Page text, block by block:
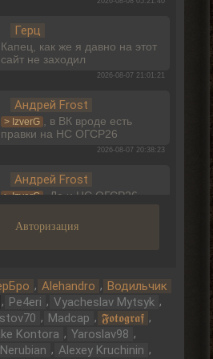
Герц
Капец, как же я давно на этот
сайт не заходил
2026-08-07 21:01:21
Андрей Frost
> IzverG , в ВК вроде есть
правки на НС ОГСР26
2026-08-07 20:38:23
Андрей Frost
> IzverG , Да и НС ОГСР26
> IzverG
, Приветсвую, да
может и есть правки на НС
но явно не на том сайте
2026-08-07 20:33:30
Dimaruu
Авторизация
, Alehandro , Водильчик
, Pe4eri , Vyacheslav Mytsyk ,
, Madcap , 𝕱𝖔𝖙𝖔𝖌𝖗𝖆𝖋 ,
Kontora , Yaroslav98 ,
, Alexey Kruchinin ,